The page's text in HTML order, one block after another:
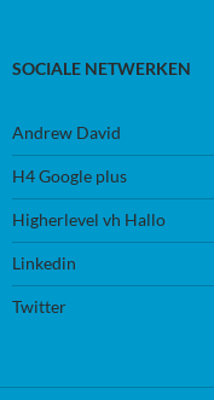
SOCIALE NETWERKEN
Andrew David
H4 Google plus
Higherlevel vh Hallo
Linkedin
Twitter